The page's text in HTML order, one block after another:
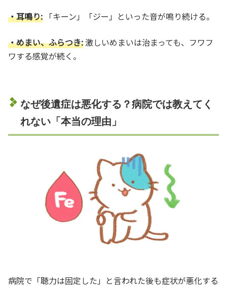
・耳鳴り: 「キーン」「ジー」といった音が鳴り続ける。
・めまい、ふらつき:激しいめまいは治まっても、フワフ
ワする感覚が続く。
なぜ後遺症は悪化する？病院では教えてく
れない「本当の理由」
病院で「聴力は固定した」と言われた後も症状が悪化する